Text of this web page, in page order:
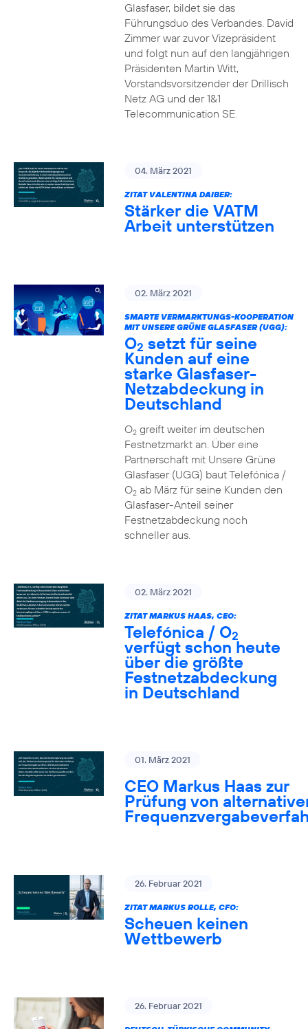
Glasfaser, bildet sie das
Führungsduo des Verbandes. David
Zimmer war zuvor Vizepräsident
und folgt nun auf den langjährigen
Präsidenten Martin Witt,
Vorstandsvorsitzender der Drillisch
Netz AG und der 1&1
Telecommunication SE.
04. März 2021
ZITAT VALENTINA DAIBER:
Stärker die VATM
Arbeit unterstützen
02. März 2021
SMARTE VERMARKTUNGS-KOOPERATION
MIT UNSERE GRÜNE GLASFASER (UGG):
O2 setzt für seine
Kunden auf eine
starke Glasfaser-
Netzabdeckung in
Deutschland
O2greift weiter im deutschen
Festnetzmarkt an. Über eine
Partnerschaft mit Unsere Grüne
Glasfaser (UGG) baut Telefónica /
O2ab März für seine Kunden den
Glasfaser-Anteil seiner
Festnetzabdeckung noch
schneller aus.
02. März 2021
ZITAT MARKUS HAAS, CEO:
Telefónica / O2
verfügt schon heute
über die größte
Festnetzabdeckung
in Deutschland
01. März 2021
CEO Markus Haas zur
Prüfung von
26. Februar 2021
ZITAT MARKUS ROLLE, CFO:
Scheuen keinen
Wettbewerb
26. Februar 2021